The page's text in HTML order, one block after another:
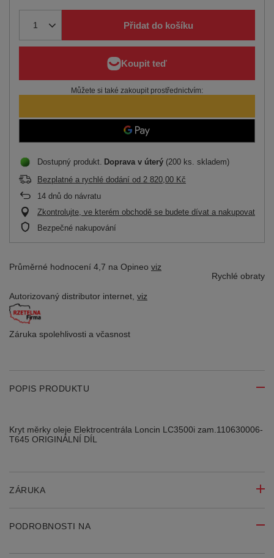
Přidat do košíku
Můžete si také zakoupit prostřednictvím:
Dostupný produkt Doprava v úterý (200 ks. skladem)
Bezplatné a rychlé dodání od 2 820,00 Kč
14 dnů do návratu
Zkontrolujte, ve kterém obchodě se budete dívat a nakupovat
Bezpečné nakupování
Průměrné hodnocení 4,7 na Opineo viz
Rychlé obraty
Autorizovaný distributor internet, viz
Záruka spolehlivosti a včasnost
POPIS PRODUKTU
Kryt měrky oleje Elektrocentrála Loncin LC3500i zam.110630006-
T645 ORIGINÁLNÍ DÍL
ZÁRUKA
PODROBNOSTI NA